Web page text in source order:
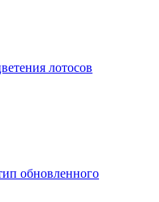
лотосов
обновленного